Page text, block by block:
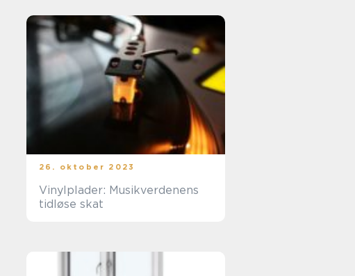
26. oktober 2023
Vinylplader: Musikverdenens
tidløse skat